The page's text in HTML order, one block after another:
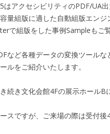
はアクセシビリティのPDF/UA
量組版に適した自動組版エンジ
で組版をした事例Sampleもご
など各種データの変換ツールな
ルをご紹介いたします。
続き文化会館4Fの展示ホールB
スですが、ご来場の際は受付後